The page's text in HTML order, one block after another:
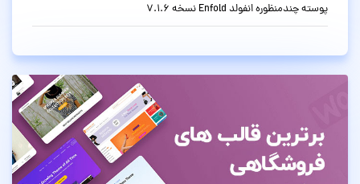
پوسته چندمنظوره انفولد Enfold نسخه 7.1.6